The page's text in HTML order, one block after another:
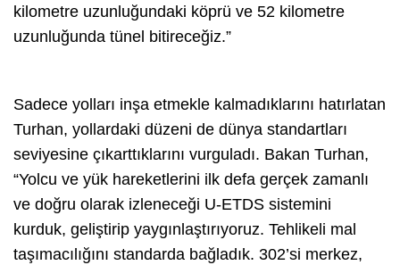
kilometre uzunluğundaki köprü ve 52 kilometre
uzunluğunda tünel bitireceğiz.”
Sadece yolları inşa etmekle kalmadıklarını hatırlatan
Turhan, yollardaki düzeni de dünya standartları
seviyesine çıkarttıklarını vurguladı. Bakan Turhan,
“Yolcu ve yük hareketlerini ilk defa gerçek zamanlı
ve doğru olarak izleneceği U-ETDS sistemini
kurduk, geliştirip yaygınlaştırıyoruz. Tehlikeli mal
taşımacılığını standarda bağladık. 302’si merkez,